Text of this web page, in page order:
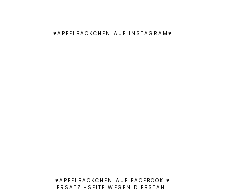
♥APFELBÄCKCHEN AUF INSTAGRAM♥
♥APFELBÄCKCHEN AUF FACEBOOK ♥
ERSATZ -SEITE WEGEN DIEBSTAHL